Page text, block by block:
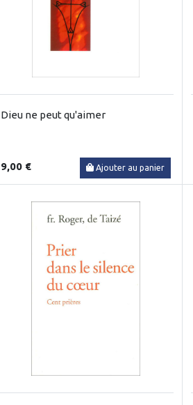
Dieu ne peut qu'aimer
9,00 € Ajouter au panier